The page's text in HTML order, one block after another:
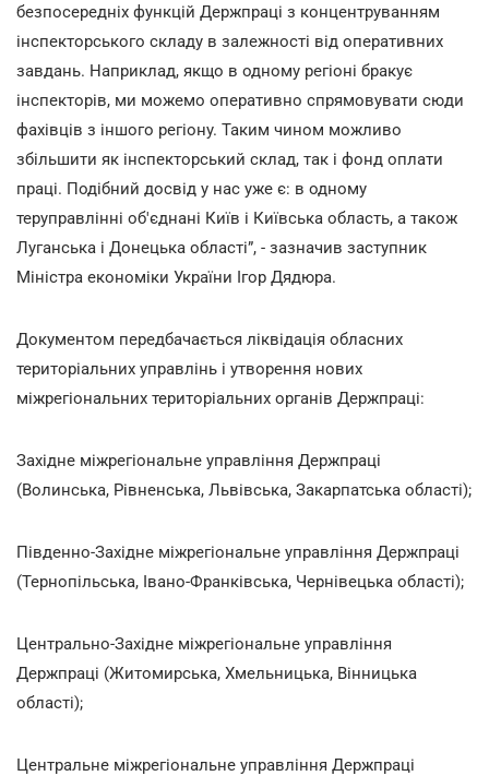
безпосередніх функцій Держпраці з концентруванням
інспекторського складу в залежності від оперативних
завдань. Наприклад, якщо в одному регіоні бракує
інспекторів, ми можемо оперативно спрямовувати сюди
фахівців з іншого регіону. Таким чином можливо
збільшити як інспекторський склад, так і фонд оплати
праці. Подібний досвід у нас уже є: в одному
теруправлінні об'єднані Київ і Київська область, а також
Луганська і Донецька області”, - зазначив заступник
Міністра економіки України Ігор Дядюра.
Документом передбачається ліквідація обласних
територіальних управлінь і утворення нових
міжрегіональних територіальних органів Держпраці:
Західне міжрегіональне управління Держпраці
(Волинська, Рівненська, Львівська, Закарпатська області);
Південно-Західне міжрегіональне управління Держпраці
(Тернопільська, Івано-Франківська, Чернівецька області);
Центрально-Західне міжрегіональне управління
Держпраці (Житомирська, Хмельницька, Вінницька
області);
Центральне міжрегіональне управління Держпраці